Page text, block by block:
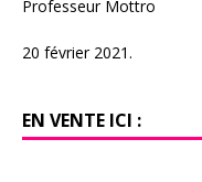
Professeur Mottro
20 février 2021.
EN VENTE ICI :